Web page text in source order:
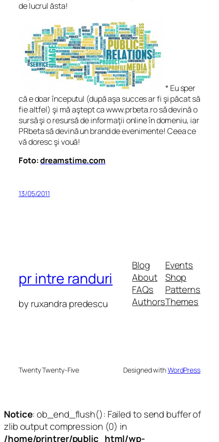
de lucrul ăsta!
* Eu sper
că e doar începutul (după aşa succes ar fi şi păcat să
fie altfel) şi mă aştept ca www.prbeta.ro să devină o
sursă şi o resursă de informaţii online în domeniu, iar
PRbeta să devină un brand de evenimente! Ceea ce
vă doresc şi vouă!
Foto:dreamstime.com
13/05/2011
pr intre randuri
by ruxandra predescu
Blog
About
FAQs
Authors
Events
Shop
Patterns
Themes
Twenty Twenty-Five Designed withWordPress
Notice: ob_end_flush(): Failed to send buffer of
zlib output compression (0) in
/home/printrer/public_html/wp-